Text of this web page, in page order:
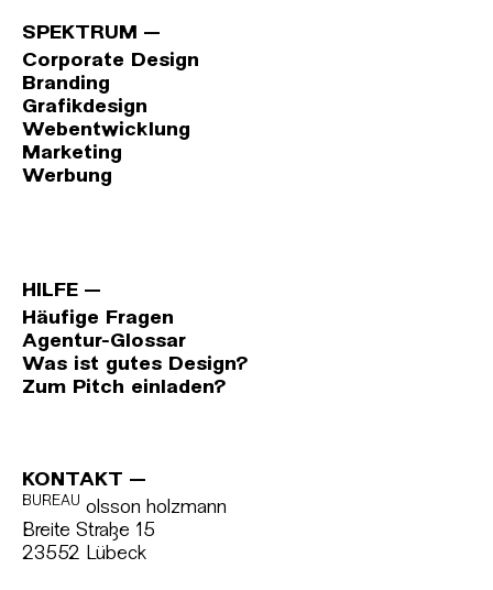
SPEKTRUM
Corporate Design
Branding
Grafikdesign
Webentwicklung
Marketing
Werbung
HILFE
Häufige Fragen
Agentur-Glossar
Was ist gutes Design?
Zum Pitch einladen?
KONTAKT
BUREAU olsson holzmann
Breite Straße 15
23552 Lübeck